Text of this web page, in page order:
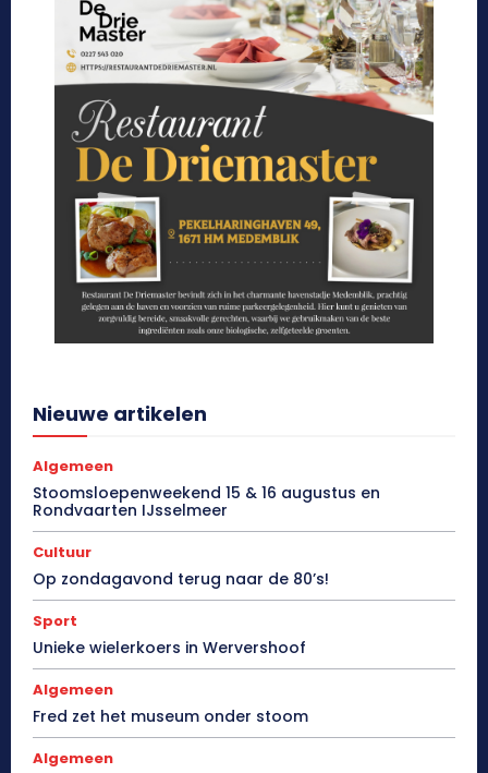
Nieuwe artikelen
Algemeen
Stoomsloepenweekend 15 & 16 augustus en
Rondvaarten IJsselmeer
Cultuur
Op zondagavond terug naar de 80’s!
Sport
Unieke wielerkoers in Wervershoof
Algemeen
Fred zet het museum onder stoom
Algemeen